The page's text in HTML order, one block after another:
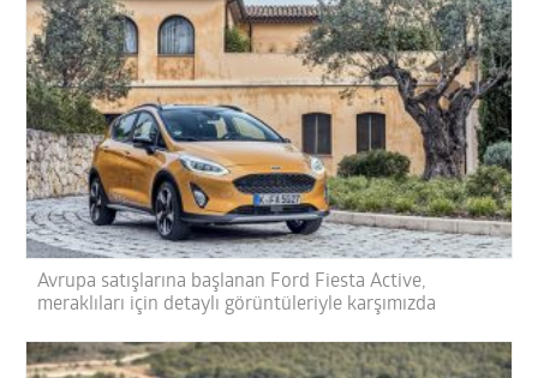
Avrupa satışlarına başlanan Ford Fiesta Active,
meraklıları için detaylı görüntüleriyle karşımızda